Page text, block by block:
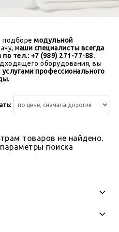
подборе модульной
наши специалисты всегда
тел.: +7 (989) 271-77-88.
оборудования, вы
услугами профессионального
товаров не найдено.
поиска